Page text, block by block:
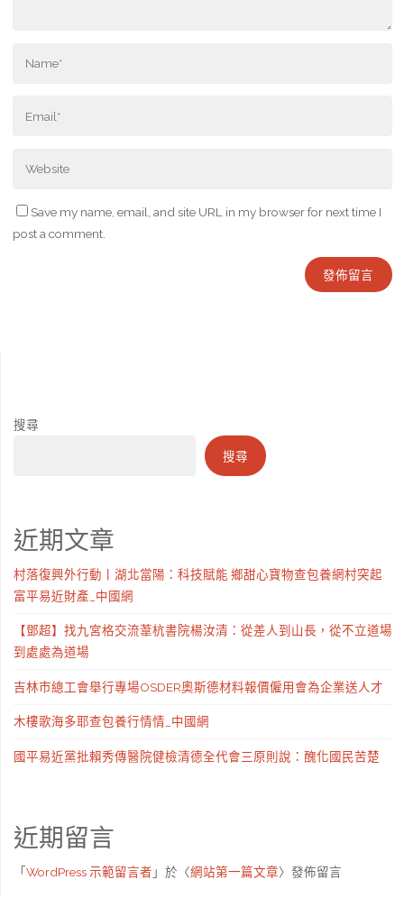
Save my name, email, and site URL in my browser for next time I
post a comment.
搜尋
搜尋
近期文章
村落復興外行動丨湖北當陽：科技賦能 鄉甜心寶物查包養網村突起
富平易近財產_中國網
【鄧超】找九宮格交流葦杭書院楊汝清：從差人到山長，從不立道場
到處處為道場
吉林市總工會舉行專場OSDER奧斯德材料報價僱用會為企業送人才
木樓歌海多耶查包養行情情_中國網
國平易近黨批賴秀傳醫院健檢清德全代會三原則說：醜化國民苦楚
近期留言
「 WordPress 示範留言者 」於〈網站第一篇文章〉發佈留言